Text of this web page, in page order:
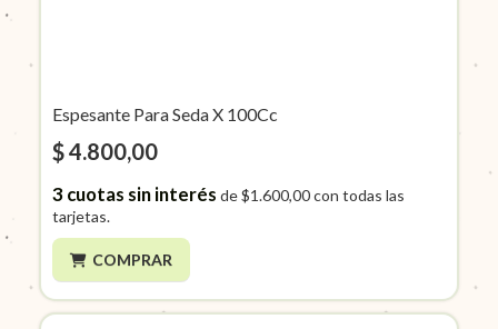
Espesante Para Seda X 100Cc
$ 4.800,00
3cuotas sin interés de$1.600,00con todas las
tarjetas.
COMPRAR